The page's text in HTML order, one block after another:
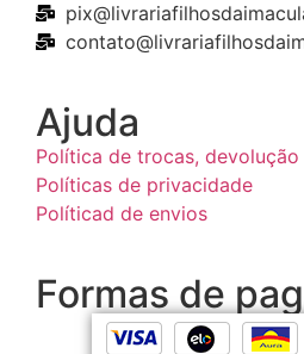
Ajuda
Política de trocas,
Políticas de privacidade
Políticad de envios
Formas de